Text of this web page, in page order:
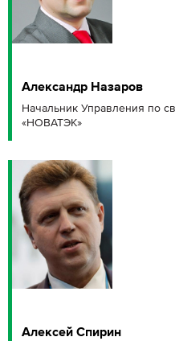
Александр Назаров
Начальник Управления по
«НОВАТЭК»
Алексей Спирин